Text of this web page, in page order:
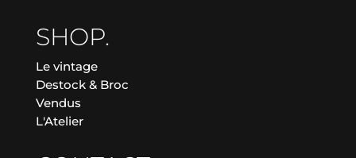
SHOP.
Le vintage
Destock & Broc
Vendus
L'Atelier